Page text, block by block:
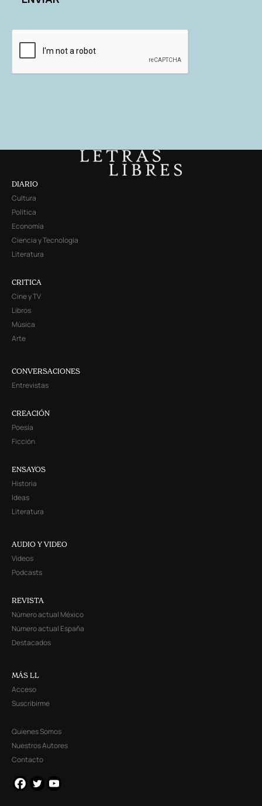
DIARIO
Cultura
Política
Economía
Ciencia y Tecnología
Literatura
CRITICA
Cine y TV
Libros
Música
Arte
CONVERSACIONES
Entrevistas
CREACIÓN
Poesía
Ficción
ENSAYOS
Historia
Ideas
Literatura
AUDIO Y VIDEO
Videos
Podcasts
REVISTA
Número actual México
Número actual España
Destacados
MÁS LL
Acceso
Suscribirme
Quienes Somos
Nuestros Autores
Contacto